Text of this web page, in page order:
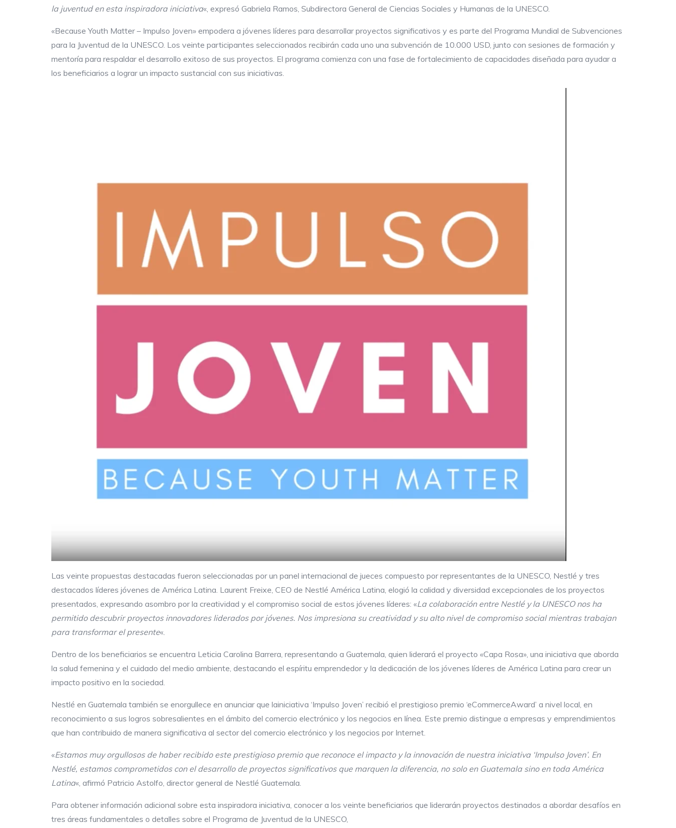
la juventud en esta inspiradora iniciativa«, expresó Gabriela Ramos, Subdirectora General de Ciencias Sociales y Humanas de la UNESCO.
«Because Youth Matter – Impulso Joven» empodera a jóvenes líderes para desarrollar proyectos significativos y es parte del Programa Mundial de Subvenciones
para la Juventud de la UNESCO. Los veinte participantes seleccionados recibirán cada uno una subvención de 10.000 USD, junto con sesiones de formación y
mentoría para respaldar el desarrollo exitoso de sus proyectos. El programa comienza con una fase de fortalecimiento de capacidades diseñada para ayudar a
los beneficiarios a lograr un impacto sustancial con sus iniciativas.
Las veinte propuestas destacadas fueron seleccionadas por un panel internacional de jueces compuesto por representantes de la UNESCO, Nestlé y tres
destacados líderes jóvenes de América Latina. Laurent Freixe, CEO de Nestlé América Latina, elogió la calidad y diversidad excepcionales de los proyectos
presentados, expresando asombro por la creatividad y el compromiso social de estos jóvenes líderes: «La colaboración entre Nestlé y la UNESCO nos ha
permitido descubrir proyectos innovadores liderados por jóvenes. Nos impresiona su creatividad y su alto nivel de compromiso social mientras trabajan
para transformar el presente«.
Dentro de los beneficiarios se encuentra Leticia Carolina Barrera, representando a Guatemala, quien liderará el proyecto «Capa Rosa», una iniciativa que aborda
la salud femenina y el cuidado del medio ambiente, destacando el espíritu emprendedor y la dedicación de los jóvenes líderes de América Latina para crear un
impacto positivo en la sociedad.
Nestlé en Guatemala también se enorgullece en anunciar que lainiciativa ‘Impulso Joven’ recibió el prestigioso premio ‘eCommerceAward’ a nivel local, en
reconocimiento a sus logros sobresalientes en el ámbito del comercio electrónico y los negocios en línea. Este premio distingue a empresas y emprendimientos
que han contribuido de manera significativa al sector del comercio electrónico y los negocios por Internet.
«Estamos muy orgullosos de haber recibido este prestigioso premio que reconoce el impacto y la innovación de nuestra iniciativa ‘Impulso Joven’. En
Nestlé, estamos comprometidos con el desarrollo de proyectos significativos que marquen la diferencia, no solo en Guatemala sino en toda América
Latina«, afirmó Patricio Astolfo, director general de Nestlé Guatemala.
Para obtener información adicional sobre esta inspiradora iniciativa, conocer a los veinte beneficiarios que liderarán proyectos destinados a abordar desafíos en
tres áreas fundamentales o detalles sobre el Programa de Juventud de la UNESCO,